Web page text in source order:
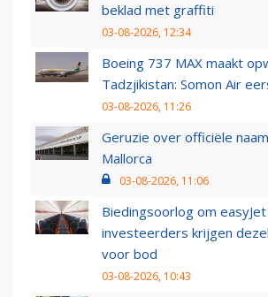
beklad met graffiti
03-08-2026, 12:34
Boeing 737 MAX maakt
Tadzjikistan: Somon Air
03-08-2026, 11:26
Geruzie over officiële
Mallorca
03-08-2026, 11:06
Biedingsoorlog om
investeerders krijgen
voor bod
03-08-2026, 10:43